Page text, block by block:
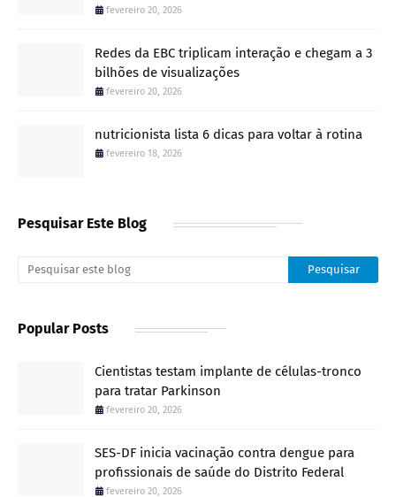
fevereiro 20, 2026
Redes da EBC triplicam interação e chegam a 3
bilhões de visualizações
fevereiro 20, 2026
nutricionista lista 6 dicas para voltar à rotina
fevereiro 18, 2026
Pesquisar Este Blog
Popular Posts
Cientistas testam implante de células-tronco
para tratar Parkinson
fevereiro 20, 2026
SES-DF inicia vacinação contra dengue para
profissionais de saúde do Distrito Federal
fevereiro 20, 2026